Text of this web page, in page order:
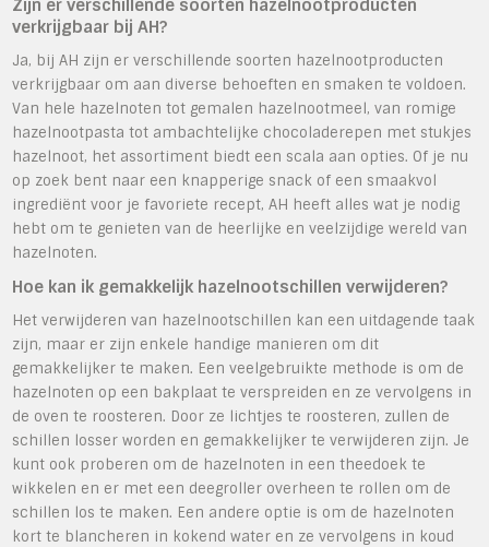
Zijn er verschillende soorten hazelnootproducten
verkrijgbaar bij AH?
Ja, bij AH zijn er verschillende soorten hazelnootproducten
verkrijgbaar om aan diverse behoeften en smaken te voldoen.
Van hele hazelnoten tot gemalen hazelnootmeel, van romige
hazelnootpasta tot ambachtelijke chocoladerepen met stukjes
hazelnoot, het assortiment biedt een scala aan opties. Of je nu
op zoek bent naar een knapperige snack of een smaakvol
ingrediënt voor je favoriete recept, AH heeft alles wat je nodig
hebt om te genieten van de heerlijke en veelzijdige wereld van
hazelnoten.
Hoe kan ik gemakkelijk hazelnootschillen verwijderen?
Het verwijderen van hazelnootschillen kan een uitdagende taak
zijn, maar er zijn enkele handige manieren om dit
gemakkelijker te maken. Een veelgebruikte methode is om de
hazelnoten op een bakplaat te verspreiden en ze vervolgens in
de oven te roosteren. Door ze lichtjes te roosteren, zullen de
schillen losser worden en gemakkelijker te verwijderen zijn. Je
kunt ook proberen om de hazelnoten in een theedoek te
wikkelen en er met een deegroller overheen te rollen om de
schillen los te maken. Een andere optie is om de hazelnoten
kort te blancheren in kokend water en ze vervolgens in koud